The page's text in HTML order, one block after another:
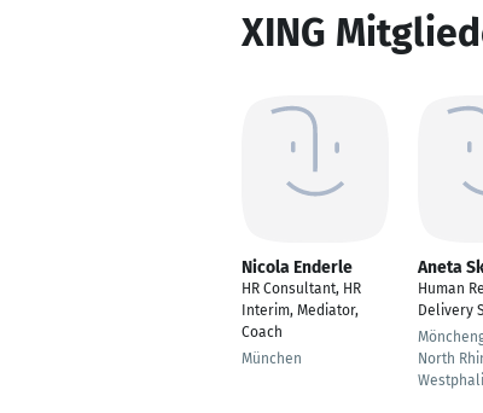
XING
Nicola Enderle
HR Consultant, HR
Interim, Mediator,
Coach
München
Aneta
Human
Delivery
North